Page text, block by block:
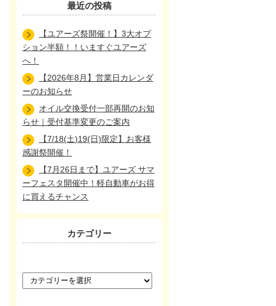
最近の投稿
【ユアーズ祭開催！】3大オプ
ション半額！！いますぐユアーズ
へ！
【2026年8月】営業日カレンダ
ーのお知らせ
オイル交換受付一部再開のお知
らせ｜受付基準変更のご案内
【7/18(土)19(日)限定】お客様
感謝祭開催！
【7月26日まで】ユアーズ サマ
ーフェスタ開催中！軽自動車がお得
に買えるチャンス
カテゴリー
テ
ゴ